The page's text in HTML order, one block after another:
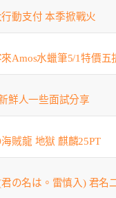
動支付 本季掀戰火
Amos水蠟筆5/1特價五
鮮人一些面試分享
賊龍 地獄 麒麟25PT
の名は。雷慎入) 君名